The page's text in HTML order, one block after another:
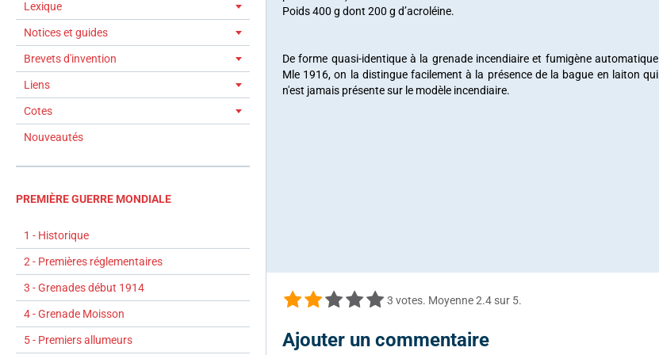
Poids 400 g dont 200 g d’acroléine.
De forme quasi-identique à la grenade incendiaire et fumigène automatique
Mle 1916, on la distingue facilement à la présence de la bague en laiton qui
n'est jamais présente sur le modèle incendiaire.
3 votes. Moyenne2.4 sur 5.
Ajouter un commentaire
Lexique
Notices et guides
Brevets d'invention
Liens
Cotes
Nouveautés
PREMIÈRE GUERRE MONDIALE
1 - Historique
2 - Premières réglementaires
3 - Grenades début 1914
4 - Grenade Moisson
5 - Premiers allumeurs